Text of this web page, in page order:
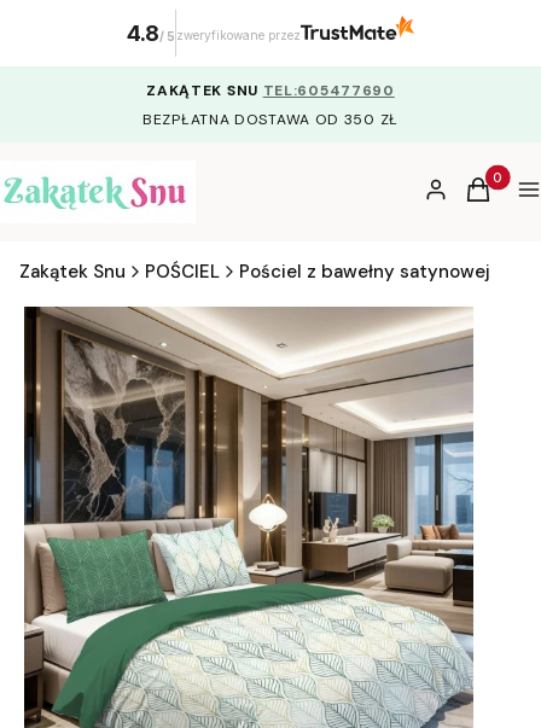
ZAKĄTEK SNU TEL:605477690
BEZPŁATNA DOSTAWA OD 350 ZŁ
Zaloguj sięKoszyk
Zakątek Snu POŚCIEL Pościel z bawełny satynowej
4.8/ 5 zweryfikowane przez